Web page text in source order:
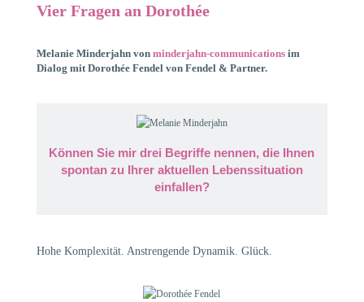
Vier Fragen an Dorothée
Melanie Minderjahn von minderjahn-communicationsim
Dialog mit Dorothée Fendel von Fendel & Partner.
Können Sie mir drei Begriffe nennen, die Ihnen
spontan zu Ihrer aktuellen Lebenssituation
einfallen?
Hohe Komplexität. Anstrengende Dynamik. Glück.